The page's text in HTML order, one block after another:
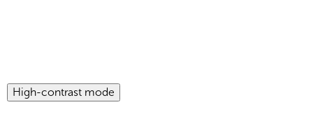
High-contrast mode